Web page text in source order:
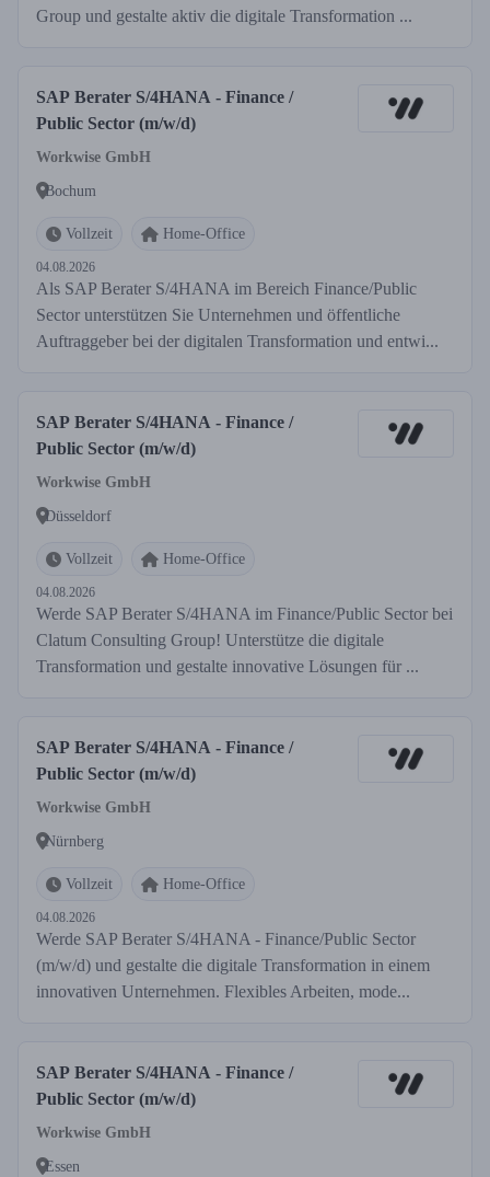
Group und gestalte aktiv die digitale Transformation ...
SAP Berater S/4HANA - Finance /
Public Sector (m/w/d)
Workwise GmbH
Bochum
Vollzeit Home-Office
04.08.2026
Als SAP Berater S/4HANA im Bereich Finance/Public
Sector unterstützen Sie Unternehmen und öffentliche
Auftraggeber bei der digitalen Transformation und entwi...
SAP Berater S/4HANA - Finance /
Public Sector (m/w/d)
Workwise GmbH
Düsseldorf
Vollzeit Home-Office
04.08.2026
Werde SAP Berater S/4HANA im Finance/Public Sector bei
Clatum Consulting Group! Unterstütze die digitale
Transformation und gestalte innovative Lösungen für ...
SAP Berater S/4HANA - Finance /
Public Sector (m/w/d)
Workwise GmbH
Nürnberg
Vollzeit Home-Office
04.08.2026
Werde SAP Berater S/4HANA - Finance/Public Sector
(m/w/d) und gestalte die digitale Transformation in einem
innovativen Unternehmen. Flexibles Arbeiten, mode...
SAP Berater S/4HANA - Finance /
Public Sector (m/w/d)
Workwise GmbH
Essen